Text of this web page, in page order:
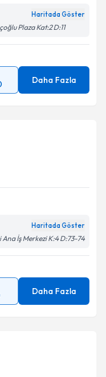
ediyorum.Haritada Göster
Plaza Kat:2 D:11
Daha Fazla
Haritada Göster
İş Merkezi K:4 D:73-74
Daha Fazla